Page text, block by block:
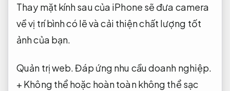
Thay mặt kính sau của iPhone sẽ đưa camera
về vị trí bình có lẽ và cải thiện chất lượng tốt
ảnh của bạn.
Quản trị web.Đáp ứng nhu cầu doanh nghiệp.
+ Không thể hoặc hoàn toàn không thể sạc